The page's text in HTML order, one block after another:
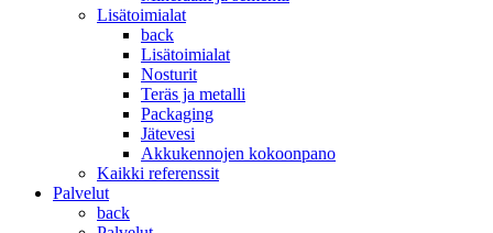
Lisätoimialat
back
Lisätoimialat
Nosturit
Teräs ja metalli
Packaging
Jätevesi
Akkukennojen kokoonpano
Kaikki referenssit
Palvelut
back